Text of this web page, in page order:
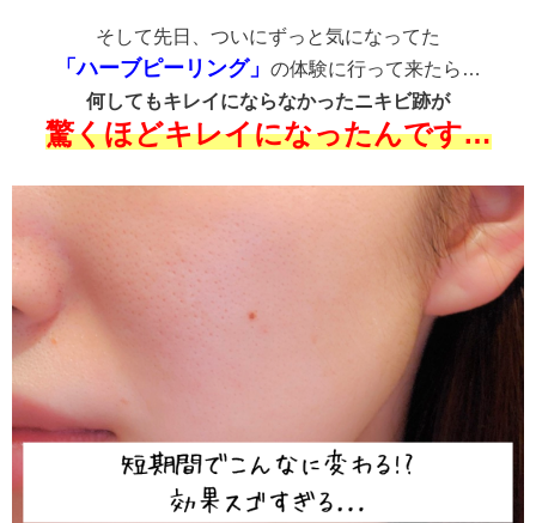
そして先日、ついにずっと気になってた
「ハーブピーリング」 の体験に行って来たら…
何してもキレイにならなかったニキビ跡が
驚くほどキレイになったんです…